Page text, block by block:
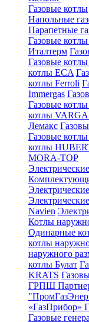
Газовые котлы
Напольные
Парапетные
Газовые
Италтерм
Газовые
котлы ECA
котлы Ferroli
Immergas
Газовые
котлы
Лемакс
Газовые
котлы
MORA-TOP
Navien
Котлы
Одинарные
котлы
наружного
котлы Булат
KRATS
ГРПШ
Газовые